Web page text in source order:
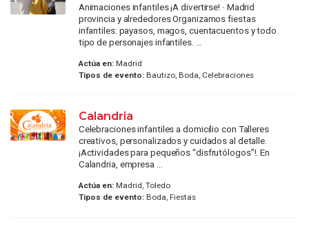
Animaciones infantiles ¡A divertirse! · Madrid
provincia y alrededores Organizamos fiestas
infantiles: payasos, magos, cuentacuentos y todo
tipo de personajes infantiles. ...
Actúa en:Madrid
Tipos de evento:Bautizo, Boda, Celebraciones
Calandria
Celebraciones infantiles a domicilio con Talleres
creativos, personalizados y cuidados al detalle.
¡Actividades para pequeños “disfrutólogos”!. En
Calandria, empresa ...
Actúa en:Madrid, Toledo
Tipos de evento:Boda, Fiestas